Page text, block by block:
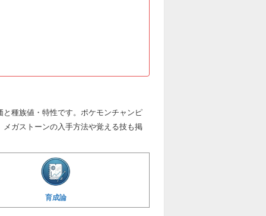
種族値・特性です。ポケモンチャンピ
ガストーンの入手方法や覚える技も掲
育成論